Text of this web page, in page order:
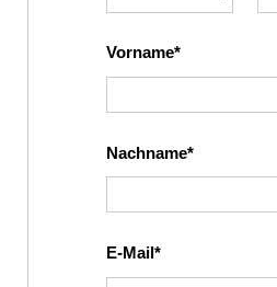
Vorname
Nachname
E-Mail